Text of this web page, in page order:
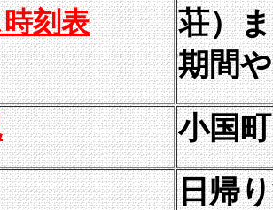
刻表
荘）
期間
小国
日帰